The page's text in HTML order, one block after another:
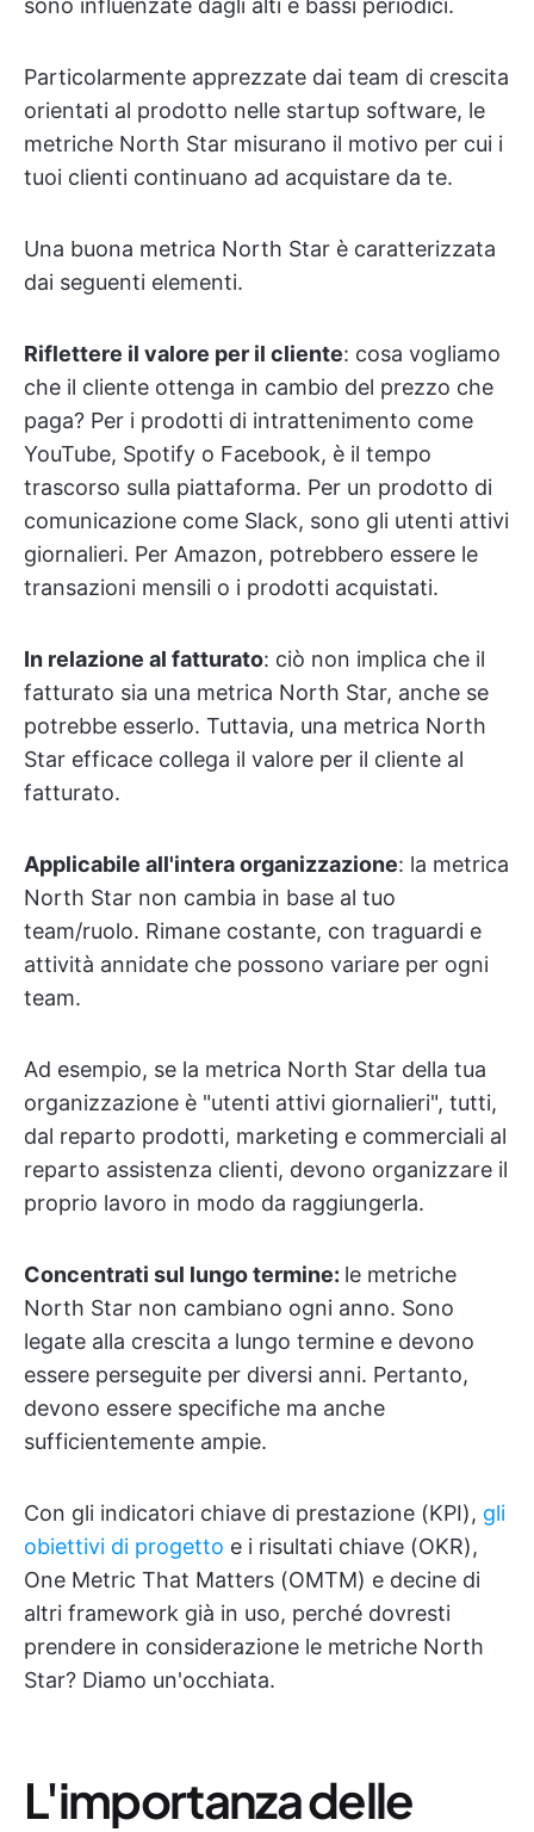
sono influenzate dagli alti e bassi periodici.
Particolarmente apprezzate dai team di crescita
orientati al prodotto nelle startup software, le
metriche North Star misurano il motivo per cui i
tuoi clienti continuano ad acquistare da te.
Una buona metrica North Star è caratterizzata
dai seguenti elementi.
Riflettere il valore per il cliente: cosa vogliamo
che il cliente ottenga in cambio del prezzo che
paga? Per i prodotti di intrattenimento come
YouTube, Spotify o Facebook, è il tempo
trascorso sulla piattaforma. Per un prodotto di
comunicazione come Slack, sono gli utenti attivi
giornalieri. Per Amazon, potrebbero essere le
transazioni mensili o i prodotti acquistati.
In relazione al fatturato: ciò non implica che il
fatturato sia una metrica North Star, anche se
potrebbe esserlo. Tuttavia, una metrica North
Star efficace collega il valore per il cliente al
fatturato.
Applicabile all'intera organizzazione: la metrica
North Star non cambia in base al tuo
team/ruolo. Rimane costante, con traguardi e
attività annidate che possono variare per ogni
team.
Ad esempio, se la metrica North Star della tua
organizzazione è "utenti attivi giornalieri", tutti,
dal reparto prodotti, marketing e commerciali al
reparto assistenza clienti, devono organizzare il
proprio lavoro in modo da raggiungerla.
Concentrati sul lungo termine: le metriche
North Star non cambiano ogni anno. Sono
legate alla crescita a lungo termine e devono
essere perseguite per diversi anni. Pertanto,
devono essere specifiche ma anche
sufficientemente ampie.
Con gli indicatori chiave di prestazione (KPI), gli
obiettivi di progetto e i risultati chiave (OKR),
One Metric That Matters (OMTM) e decine di
altri framework già in uso, perché dovresti
prendere in considerazione le metriche North
Star? Diamo un'occhiata.
L'importanza delle